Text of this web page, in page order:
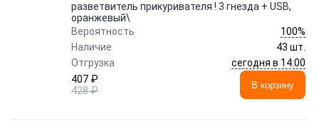
разветвитель прикуривателя ! 3 гнезда + USB,
оранжевый\
Вероятность
100%
Наличие
43 шт.
Отгрузка
сегодня в 14:00
407 ₽
428 ₽
В корзину